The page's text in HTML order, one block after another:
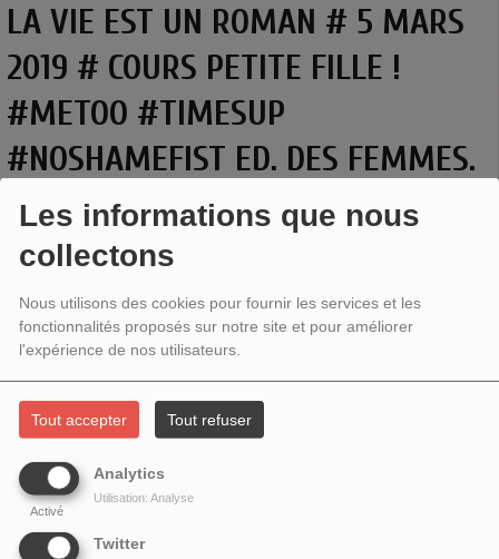
Les informations que nous
collectons
Nous utilisons des cookies pour fournir les services et les
fonctionnalités proposés sur notre site et pour améliorer
l'expérience de nos utilisateurs.
Tout accepter Tout refuser
Analytics
Activé
Utilisation: Analyse
Twitter
LA VIE EST UN ROMAN # 5 MARS
2019 # COURS PETITE FILLE !
#METOO #TIMESUP
#NOSHAMEFIST ED. DES FEMMES.
Fatima Benomar,Karine Miermont
nous parlent de
Cours petite fille ! #metoo #timesup #noshamefist
femmes Antoinette Fouque.